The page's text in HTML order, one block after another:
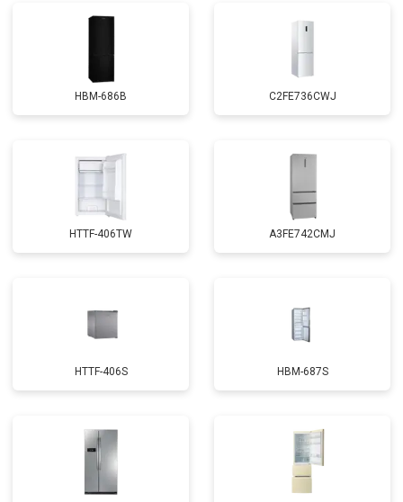
HBM-686B C2FE736CWJ
HTTF-406TW A3FE742CMJ
HTTF-406S HBM-687S